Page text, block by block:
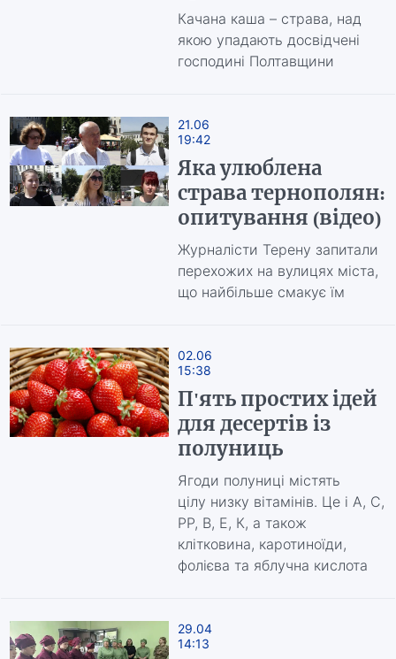
Качана каша – страва, над
якою упадають досвідчені
господині Полтавщини
21.06
19:42
Яка улюблена
страва тернополян:
опитування (відео)
Журналісти Терену запитали
перехожих на вулицях міста,
що найбільше смакує їм
02.06
15:38
П'ять простих ідей
для десертів із
полуниць
Ягоди полуниці містять
цілу низку вітамінів. Це і А, С,
РР, В, Е, К, а також
клітковина, каротиноїди,
фолієва та яблучна кислота
29.04
14:13